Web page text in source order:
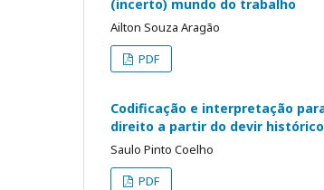
(incerto) mundo do trabalho
Ailton Souza Aragão
PDF
Codificação e interpretação
direito a partir do devir
Saulo Pinto Coelho
PDF